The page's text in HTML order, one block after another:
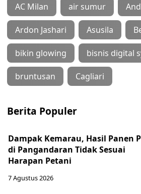
AC Milan air sumur
Ardon Jashari Asusila
bikin glowing bisnis digital
bruntusan Cagliari
Berita Populer
Dampak Kemarau, Hasil Panen
di Pangandaran Tidak Sesuai
Harapan Petani
7 Agustus 2026